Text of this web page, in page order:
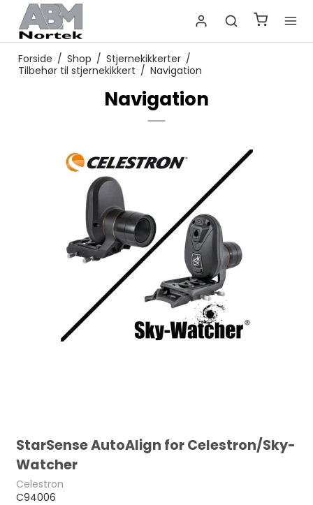
Forside / Shop / Stjernekikkerter /
Tilbehør til stjernekikkert / Navigation
Navigation
StarSense AutoAlign for Celestron/Sky-
Watcher
Celestron
C94006